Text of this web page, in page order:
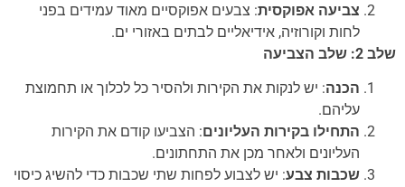
צביעה אפוקסית: צבעים אפוקסיים מאוד עמידים בפני
לחות וקורוזיה, אידיאליים לבתים באזורי ים.
שלב 2: שלב הצביעה
הכנה: יש לנקות את הקירות ולהסיר כל לכלוך או תחמוצת
עליהם.
התחילו בקירות העליונים: הצביעו קודם את הקירות
העליונים ולאחר מכן את התחתונים.
שכבות צבע: יש לצבוע לפחות שתי שכבות כדי להשיג כיסוי